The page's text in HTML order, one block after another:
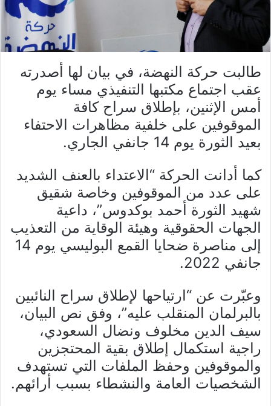
طالبت حركة النهضة، في بيان لها أصدرته
عقب اجتماع مكتبها التنفيذي مساء يوم
أمس الإثنين، بإطلاق سراح كافة
الموقوفين على خلفية مظاهرات الاحتفاء
بعيد الثورة يوم 14 جانفي الجاري.
كما أدانت الحركة “الاعتداء بالعنف الشديد
على عدد من الموقوفين وخاصة شقيق
شهيد الثورة أحمد بوكدوس”، داعية
الجهات الحقوقية وهيئة الوقاية من التعذيب
إلى مناصرة ضحايا القمع البوليسي يوم 14
جانفي 2022.
وعبّرت عن “ارتياحها لإطلاق سراح النائبين
بالبرلمان المنقلب عليه”، وفق نص البيان،
سيف الدين مخلوف ونضال السعودي،
راجية استكمال إطلاق بقية المحتجزين
والموقوفين وحفظ الملفات التي تستهدف
الشخصيات العامة والنشطاء بسبب أرائهم.